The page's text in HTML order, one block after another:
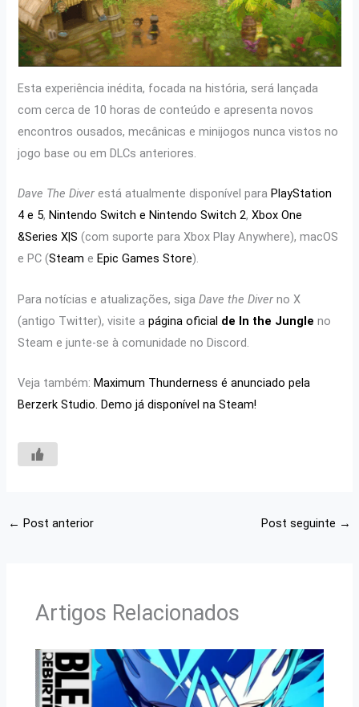
Esta experiência inédita, focada na história, será lançada
com cerca de 10 horas de conteúdo e apresenta novos
encontros ousados, mecânicas e minijogos nunca vistos no
jogo base ou em DLCs anteriores.
Dave The Diver está atualmente disponível para PlayStation
4 e 5, Nintendo Switch e Nintendo Switch 2,Xbox One
&Series X|S (com suporte para Xbox Play Anywhere), macOS
e PC (Steame Epic Games Store).
Para notícias e atualizações, sigaDave the Diver no X
(antigo Twitter), visite apáginaoficial de In the Jungle no
Steam e junte-se à comunidade no Discord.
Veja também:Maximum Thunderness é anunciado pela
Berzerk Studio. Demo já disponível na Steam!
← Post anterior Post seguinte →
Artigos Relacionados